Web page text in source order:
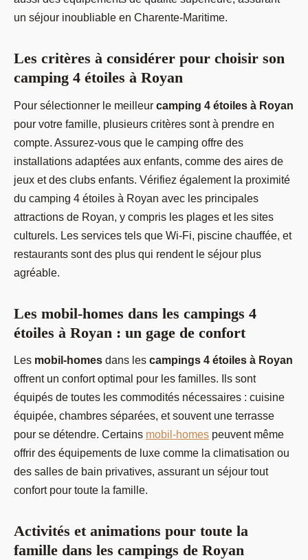
un séjour inoubliable en Charente-Maritime.
Les critères à considérer pour choisir son
camping 4 étoiles à Royan
Pour sélectionner le meilleur camping 4 étoiles à Royan
pour votre famille, plusieurs critères sont à prendre en
compte. Assurez-vous que le camping offre des
installations adaptées aux enfants, comme des aires de
jeux et des clubs enfants. Vérifiez également la proximité
du camping 4 étoiles à Royan avec les principales
attractions de Royan, y compris les plages et les sites
culturels. Les services tels que Wi-Fi, piscine chauffée, et
restaurants sont des plus qui rendent le séjour plus
agréable.
Les mobil-homes dans les campings 4
étoiles à Royan : un gage de confort
Les mobil-homes dans les campings 4 étoiles à Royan
offrent un confort optimal pour les familles. Ils sont
équipés de toutes les commodités nécessaires : cuisine
équipée, chambres séparées, et souvent une terrasse
pour se détendre. Certains mobil-homes peuvent même
offrir des équipements de luxe comme la climatisation ou
des salles de bain privatives, assurant un séjour tout
confort pour toute la famille.
Activités et animations pour toute la
famille dans les campings de Royan